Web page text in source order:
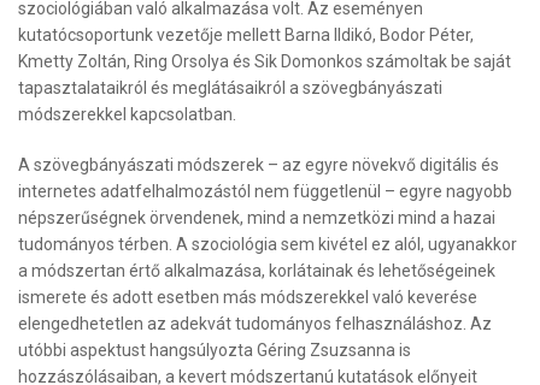
szociológiában való alkalmazása volt. Az eseményen
kutatócsoportunk vezetője mellett Barna Ildikó, Bodor Péter,
Kmetty Zoltán, Ring Orsolya és Sik Domonkos számoltak be saját
tapasztalataikról és meglátásaikról a szövegbányászati
módszerekkel kapcsolatban.
A szövegbányászati módszerek – az egyre növekvő digitális és
internetes adatfelhalmozástól nem függetlenül – egyre nagyobb
népszerűségnek örvendenek, mind a nemzetközi mind a hazai
tudományos térben. A szociológia sem kivétel ez alól, ugyanakkor
a módszertan értő alkalmazása, korlátainak és lehetőségeinek
ismerete és adott esetben más módszerekkel való keverése
elengedhetetlen az adekvát tudományos felhasználáshoz. Az
utóbbi aspektust hangsúlyozta Géring Zsuzsanna is
hozzászólásaiban, a kevert módszertanú kutatások előnyeit